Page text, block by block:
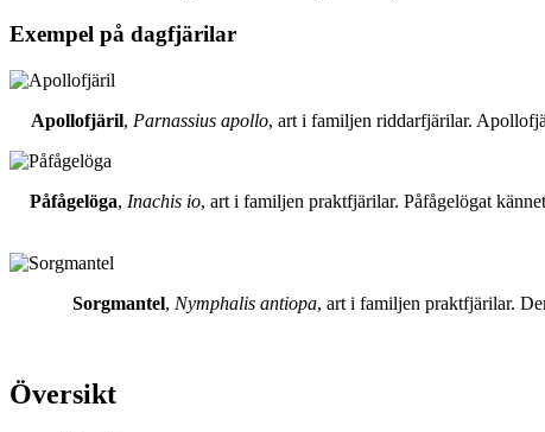
Exempel på dagfjärilar
Apollofjäril, Parnassius apollo, art i familjen riddarfjärilar.
Påfågelöga, Inachis io, art i familjen praktfjärilar. Påfågelögat
Sorgmantel, Nymphalis antiopa, art i familjen praktfjärilar.
Översikt